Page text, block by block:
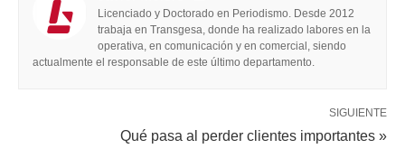
Licenciado y Doctorado en Periodismo. Desde 2012
trabaja en Transgesa, donde ha realizado labores en la
operativa, en comunicación y en comercial, siendo
actualmente el responsable de este último departamento.
SIGUIENTE
Qué pasa al perder clientes importantes »